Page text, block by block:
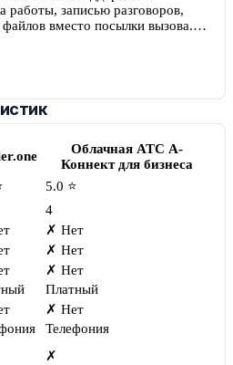
работы, записью разговоров,
вместо посылки вызова.
Облачная АТС А-
Коннект для бизнеса
5.0 ⭐
4
✗ Нет
✗ Нет
✗ Нет
Платный
✗ Нет
Телефония
✗